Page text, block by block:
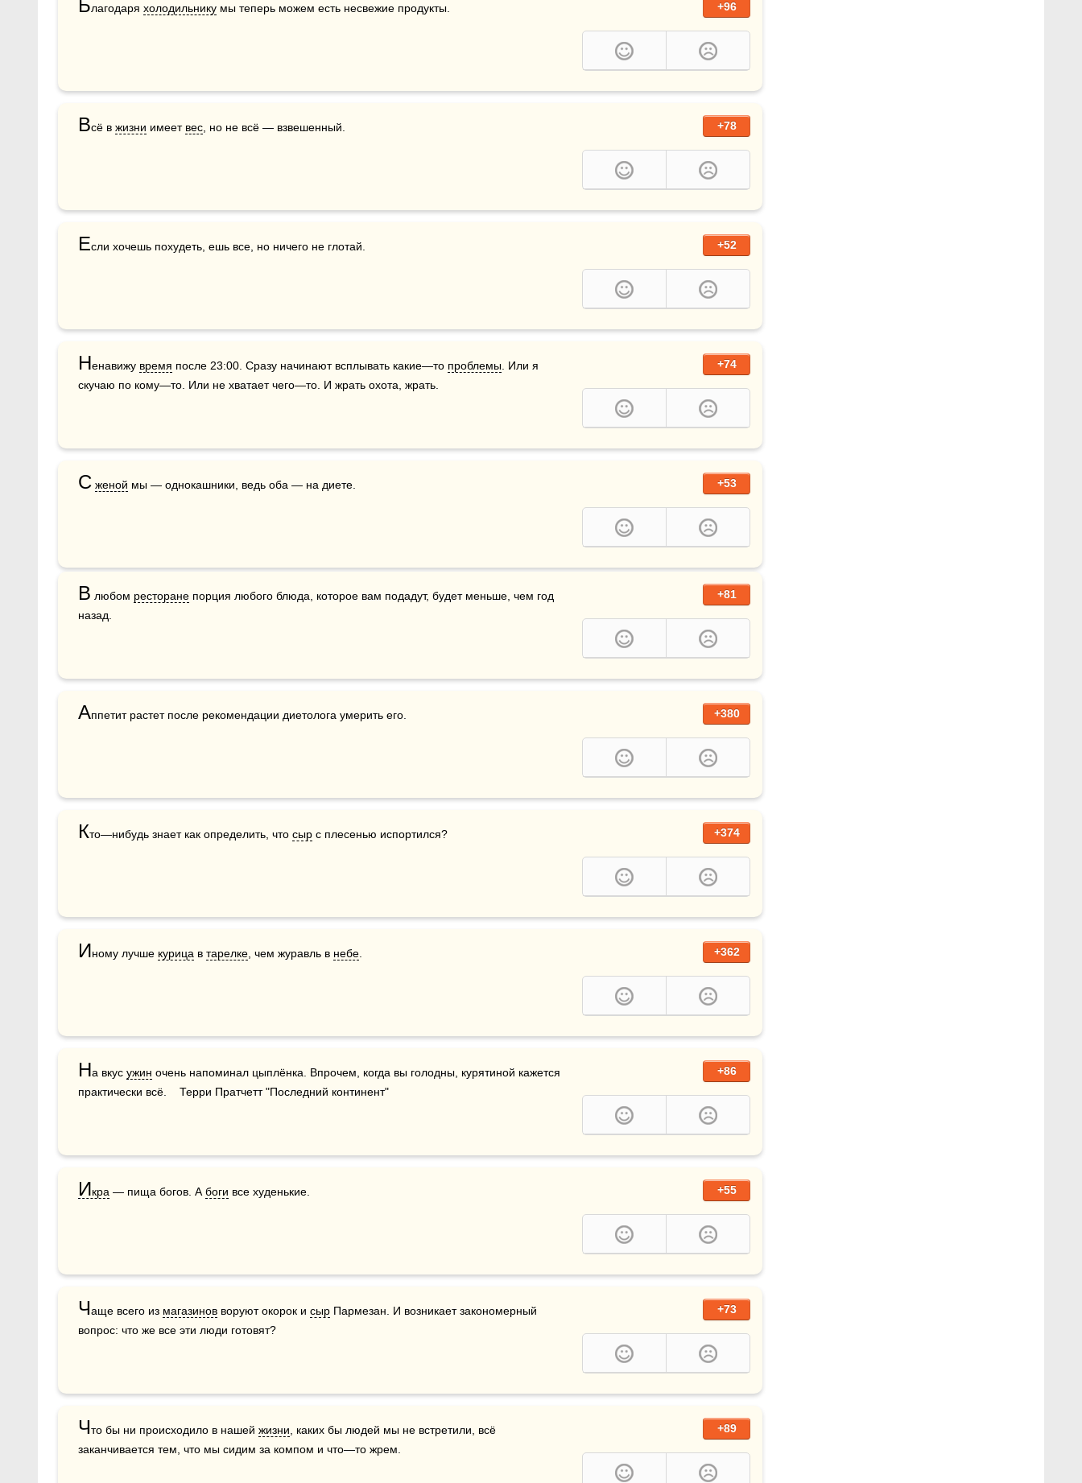
+96
Благодаря холодильнику мы теперь можем есть несвежие продукты.
+78
Всё в жизни имеет вес , но не всё — взвешенный.
+52
Если хочешь похудеть, ешь все, но ничего не глотай.
+74
Ненавижу время после 23:00. Сразу начинают всплывать какие—то проблемы . Или я
скучаю по кому—то. Или не хватает чего—то. И жрать охота, жрать.
+53
С женой мы — однокашники, ведь оба — на диете.
+81
В любом ресторане порция любого блюда, которое вам подадут, будет меньше, чем год
назад.
+380
Аппетит растет после рекомендации диетолога умерить его.
+374
Кто—нибудь знает как определить, что сыр с плесенью испортился?
+362
Иному лучше курица в тарелке , чем журавль в небе
+86
На вкус ужин очень напоминал цыплёнка. Впрочем, когда вы голодны, курятиной кажется
практически всё.    Терри Пратчетт "Последний континент"
+55
Икра — пища богов. А боги все худенькие.
+73
Чаще всего из магазинов воруют окорок и сыр Пармезан. И возникает закономерный
вопрос: что же все эти люди готовят?
+89
Что бы ни происходило в нашей жизни , каких бы людей мы не встретили, всё
заканчивается тем, что мы сидим за компом и что—то жрем.